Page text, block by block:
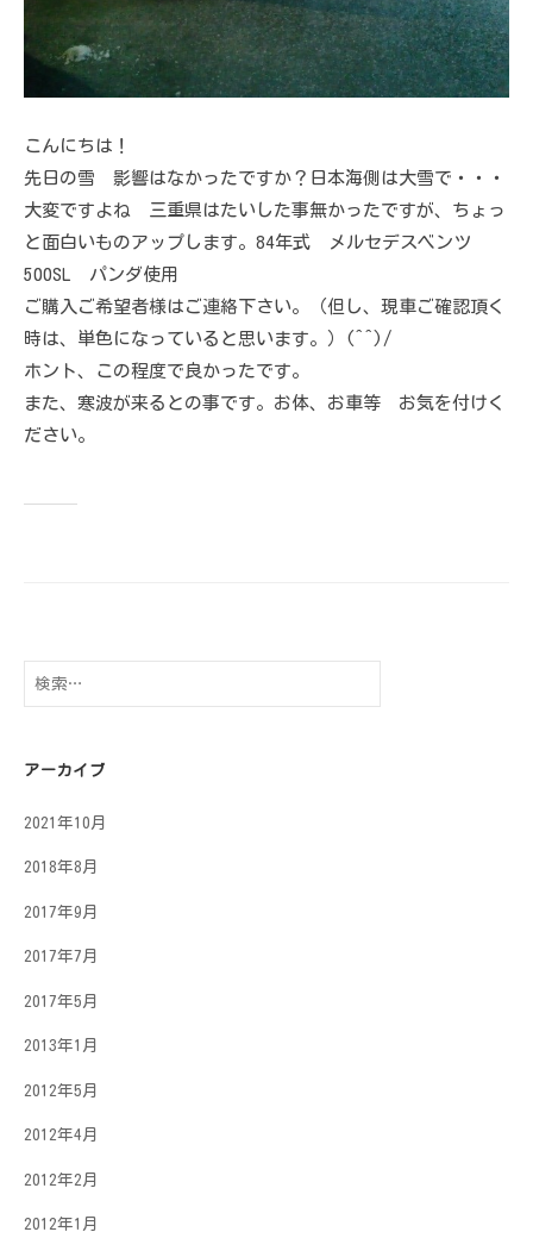
こんにちは！
先日の雪 影響はなかったですか？日本海側は大雪で・・・
大変ですよね 三重県はたいした事無かったですが、ちょっ
と面白いものアップします。84年式 メルセデスベンツ
500SL パンダ使用
ご購入ご希望者様はご連絡下さい。（但し、現車ご確認頂く
時は、単色になっていると思います。）(^^)/
ホント、この程度で良かったです。
また、寒波が来るとの事です。お体、お車等 お気を付けく
ださい。
検
索:
アーカイブ
2021年10月
2018年8月
2017年9月
2017年7月
2017年5月
2013年1月
2012年5月
2012年4月
2012年2月
2012年1月